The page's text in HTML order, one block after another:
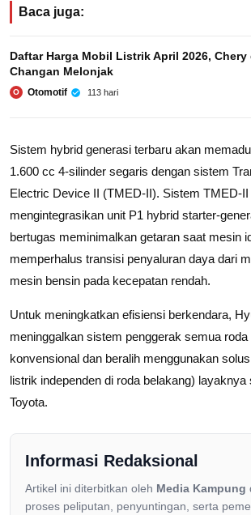
Baca juga:
Daftar Harga Mobil Listrik April 2026, Chery
Changan Melonjak
O Otomotif 113 hari
Sistem hybrid generasi terbaru akan
1.600 cc 4-silinder segaris dengan sistem
Electric Device II (TMED-II). Sistem TMED-
mengintegrasikan unit P1 hybrid starter-
bertugas meminimalkan getaran saat mesin
memperhalus transisi penyaluran daya dari
mesin bensin pada kecepatan rendah.
Untuk meningkatkan efisiensi berkendara,
meninggalkan sistem penggerak semua
konvensional dan beralih menggunakan
listrik independen di roda belakang)
Toyota.
Informasi Redaksional
Artikel ini diterbitkan oleh Media Kampung
proses peliputan, penyuntingan, serta